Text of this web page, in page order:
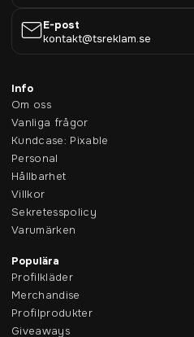
E-post
kontakt@tsreklam.se
Info
Om oss
Vanliga frågor
Kundcase: Pixable
Personal
Hållbarhet
Villkor
Sekretesspolicy
Varumärken
Populära
Profilkläder
Merchandise
Profilprodukter
Giveaways